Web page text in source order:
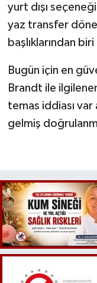
yurt dışı
yaz transfer
başlıklarından
Bugün için en
Brandt ile
temas iddiası var
gelmiş